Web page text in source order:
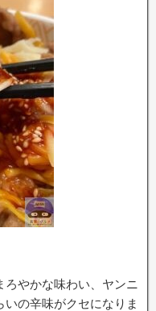
ろやかな味わい、ヤンニ
の辛味がクセになりま